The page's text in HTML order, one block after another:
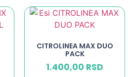
CITROLINEA MAX DUO
PACK
1.400,00 RSD